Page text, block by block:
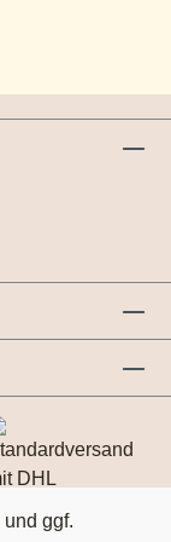
und ggf.